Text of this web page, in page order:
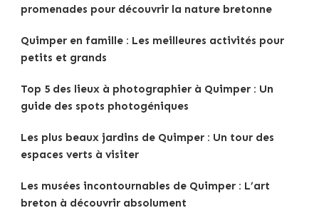
promenades pour découvrir la nature bretonne
Quimper en famille : Les meilleures activités pour
petits et grands
Top 5 des lieux à photographier à Quimper : Un
guide des spots photogéniques
Les plus beaux jardins de Quimper : Un tour des
espaces verts à visiter
Les musées incontournables de Quimper : L’art
breton à découvrir absolument